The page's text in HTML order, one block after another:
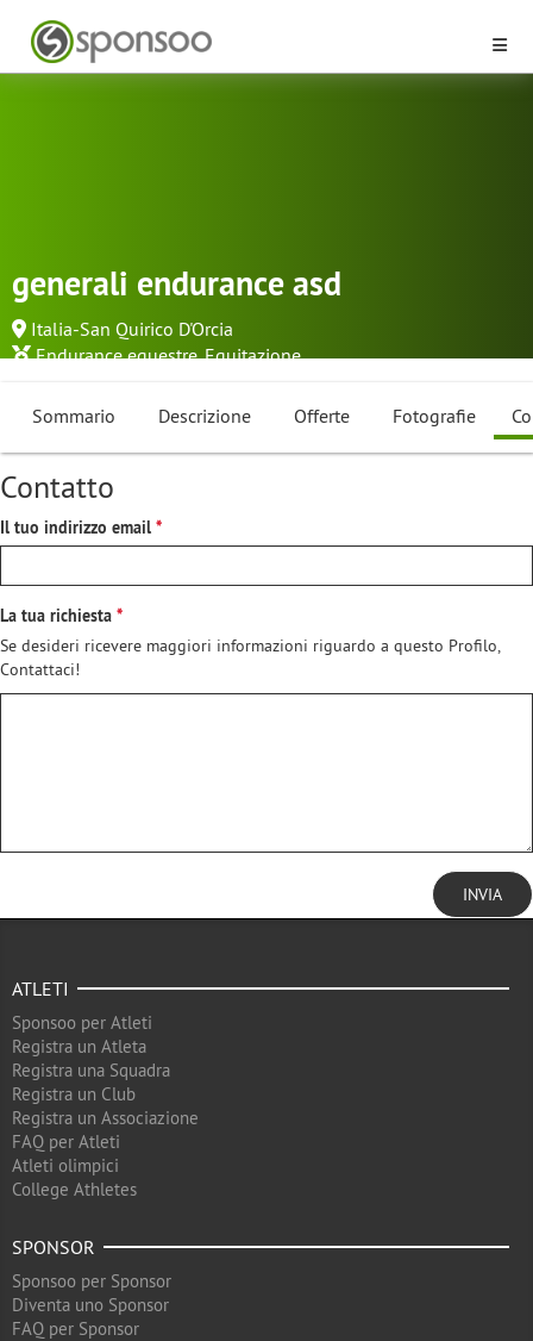
generali endurance asd
Italia-San Quirico D'Orcia
Endurance equestre,Equitazione
Sommario Descrizione Offerte Fotografie
Contatto
Il tuo indirizzo email
La tua richiesta
Se desideri ricevere maggiori informazioni riguardo a questo Profilo,
Contattaci!
INVIA
ATLETI
Sponsoo per Atleti
Registra un Atleta
Registra una Squadra
Registra un Club
Registra un Associazione
FAQ per Atleti
Atleti olimpici
College Athletes
SPONSOR
Sponsoo per Sponsor
Diventa uno Sponsor
FAQ per Sponsor